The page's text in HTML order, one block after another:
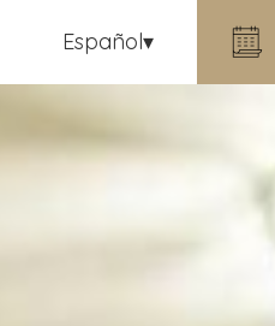
Español